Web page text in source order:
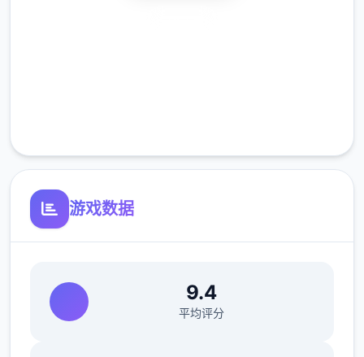
游戏数据
9.4
平均评分